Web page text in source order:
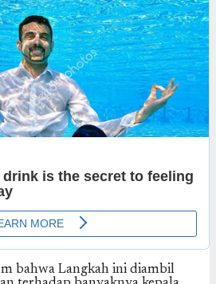
bahwa Langkah ini diambil